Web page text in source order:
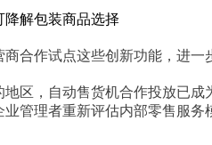
降解包装商品选择
合作试点这些创新功能，进一
区，自动售货机合作投放已
管理者重新评估内部零售服